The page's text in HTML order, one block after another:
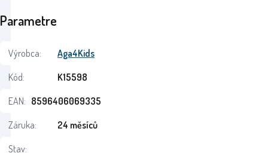
Parametre
Výrobca:
Aga4Kids
Kód:
K15598
EAN: 8596406069335
Záruka:
24 měsíců
Stav: